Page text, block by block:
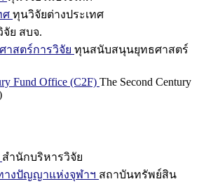
ศ ทุนวิจัยต่างประเทศ
ย สบจ.
สตร์การวิจัย ทุนสนับสนุนยุทธศาสตร์
Fund Office (C2F) The Second Century
สำนักบริหารวิจัย
างปัญญาแห่งจุฬาฯ สถาบันทรัพย์สิน